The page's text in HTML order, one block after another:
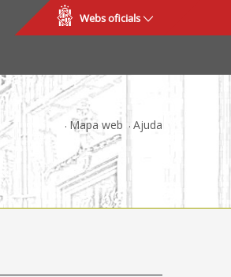
Webs oficials
Mapa web Ajuda